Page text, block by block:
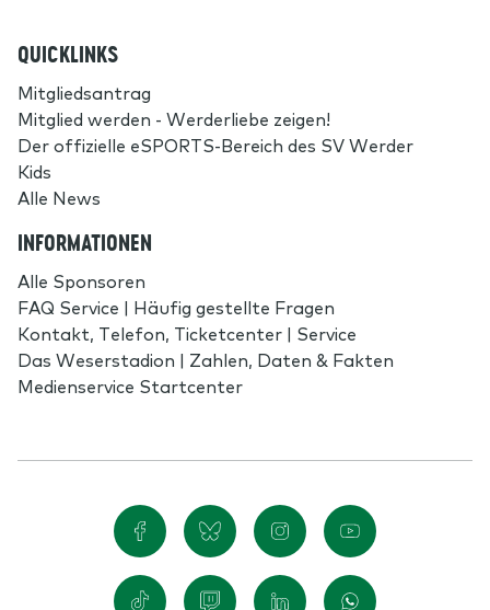
QUICKLINKS
Mitgliedsantrag
Mitglied werden - Werderliebe zeigen!
Der offizielle eSPORTS-Bereich des SV Werder
Kids
Alle News
INFORMATIONEN
Alle Sponsoren
FAQ Service | Häufig gestellte Fragen
Kontakt, Telefon, Ticketcenter | Service
Das Weserstadion | Zahlen, Daten & Fakten
Medienservice Startcenter